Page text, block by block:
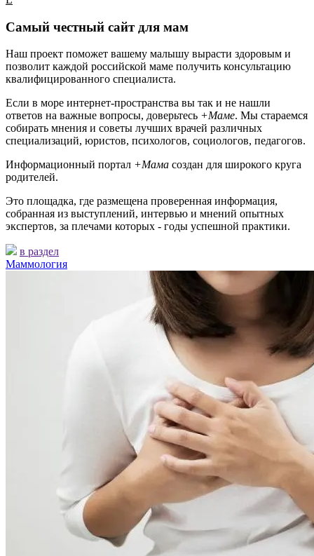
Самый честный сайт для мам
Наш проект поможет вашему малышу вырасти здоровым и
позволит каждой российской маме получить консультацию
квалифицированного специалиста.
Если в море интернет-пространства вы так и не нашли
ответов на важные вопросы, доверьтесь +Маме. Мы стараемся
собирать мнения и советы лучших врачей различных
специализаций, юристов, психологов, социологов, педагогов.
Информационный портал +Мама создан для широкого круга
родителей.
Это площадка, где размещена проверенная информация,
собранная из выступлений, интервью и мнений опытных
экспертов, за плечами которых - годы успешной практики.
в раздел
Маммология